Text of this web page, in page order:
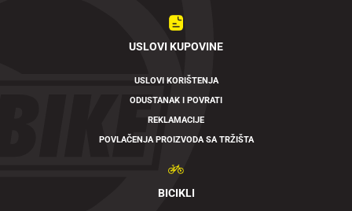
USLOVI KUPOVINE
USLOVI KORIŠTENJA
ODUSTANAK I POVRATI
REKLAMACIJE
POVLAČENJA PROIZVODA SA TRŽIŠTA
BICIKLI